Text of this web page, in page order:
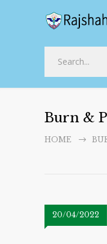
Burn &
HOME
20/04/2022